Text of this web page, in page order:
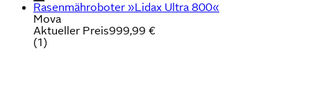
Rasenmähroboter »Lidax Ultra 800«
Mova
Aktueller Preis999,99 €
(1)